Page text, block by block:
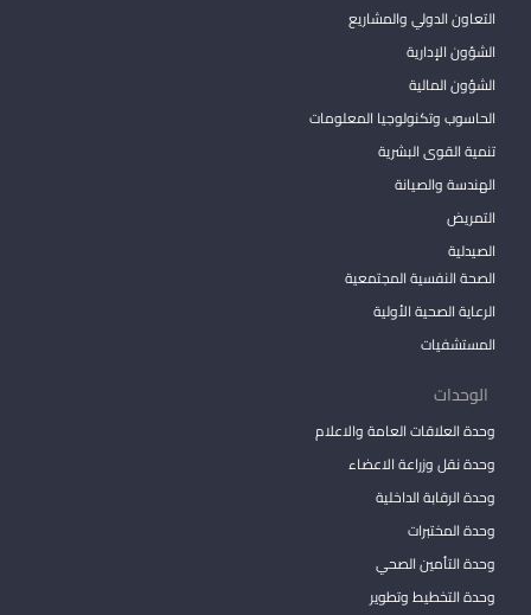
التعاون الدولي والمشاريع
الشؤون الإدارية
الشؤون المالية
الحاسوب وتكنولوجيا المعلومات
تنمية القوى البشرية
الهندسة والصيانة
التمريض
الصيدلية
الصحة النفسية المجتمعية
الرعاية الصحية الأولية
المستشفيات
الوحدات
وحدة العلاقات العامة والاعلام
وحدة نقل وزراعة الاعضاء
وحدة الرقابة الداخلية
وحدة المختبرات
وحدة التأمين الصحي
وحدة التخطيط وتطوير